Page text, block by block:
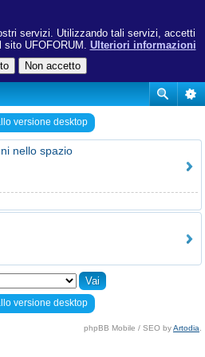
servizi. Utilizzando tali servizi, accetti
sito UFOFORUM. Ulteriori informazioni
versione desktop
nello spazio
versione desktop
phpBB Mobile / SEO byArtodia